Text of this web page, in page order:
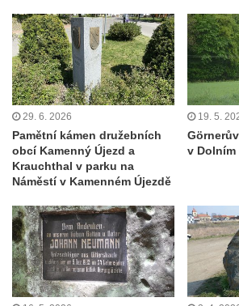
severně od Tokáně
Obrázek svatého Huberta na buku
Huberta
Obrázek svatého Jakuba na skále u cesty
východně od Srbské Kamenice
Busta Jana Amose Komenského na domě
čp. 37 v Račicích
Socha ležícího koně v Sadech
Československé armády v Teplicích
Socha Medvídě v Tierpark Chemnitz
Sochy Ležící žena v Tierpark Chemnitz
Sochy Ptáci v Tierpark Chemnitz
29. 6. 2026
Pamětní kámen družebních
obcí Kamenný Újezd a
Krauchthal v parku na
Náměstí v Kamenném Újezdě
19. 5.
v Dolním